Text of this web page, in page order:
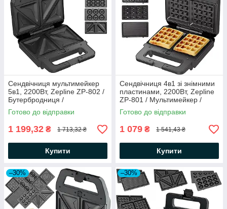
Сендвічниця мультимейкер
5в1, 2200Вт, Zepline ZP-802 /
Бутербродниця /
Вафельниця / Електрогриль
Готово до відправки
1 199,32 ₴ 1 713,32 ₴
Купити
Сендвічниця 4в1 зі знімними
пластинами, 2200Вт, Zepline
ZP-801 / Мультимейкер /
Вафельниця / Електрогриль
Готово до відправки
1 079 ₴ 1 541,43 ₴
Купити
–30% –30%